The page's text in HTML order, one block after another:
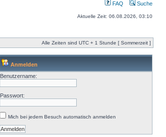
FAQ Suche
Aktuelle Zeit: 06.08.2026, 03:10
Alle Zeiten sind UTC + 1 Stunde [ Sommerzeit ]
Anmelden
Benutzername:
Passwort:
Mich bei jedem Besuch automatisch anmelden